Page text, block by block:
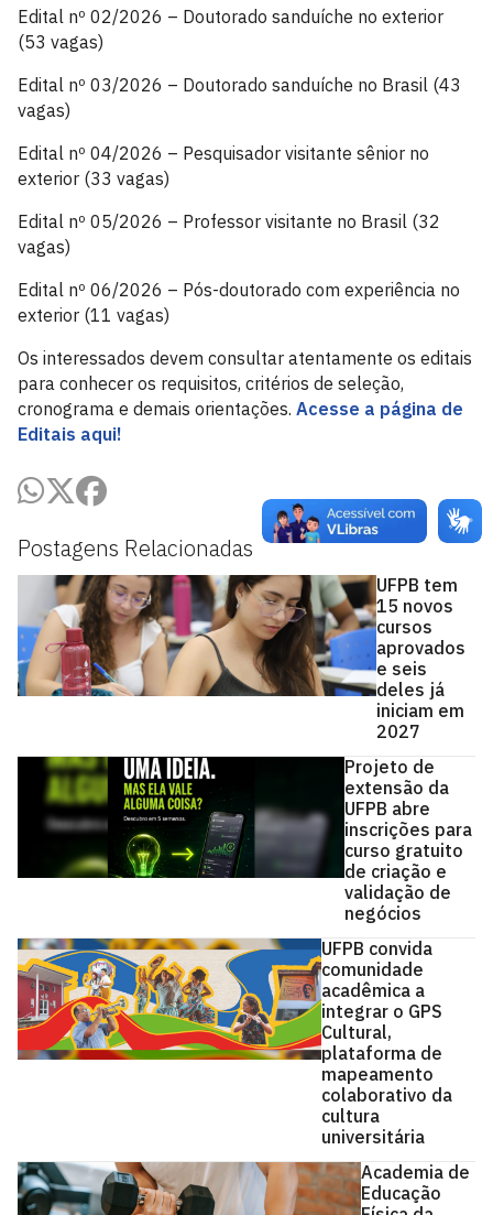
Postagens Relacionadas
UFPB tem
15 novos
cursos
aprovados
e seis
deles já
iniciam em
2027
Projeto de
extensão da
UFPB abre
inscrições para
curso gratuito
de criação e
validação de
negócios
UFPB convida
comunidade
acadêmica a
integrar o GPS
Cultural,
plataforma de
mapeamento
colaborativo da
cultura
universitária
Academia de
Educação
Edital nº 02/2026 – Doutorado sanduíche no exterior
(53 vagas)
Edital nº 03/2026 – Doutorado sanduíche no Brasil (43
vagas)
Edital nº 04/2026 – Pesquisador visitante sênior no
exterior (33 vagas)
Edital nº 05/2026 – Professor visitante no Brasil (32
vagas)
Edital nº 06/2026 – Pós-doutorado com experiência no
exterior (11 vagas)
Os interessados devem consultar atentamente os editais
para conhecer os requisitos, critérios de seleção,
cronograma e demais orientações. Acesse a página de
Editais aqui!